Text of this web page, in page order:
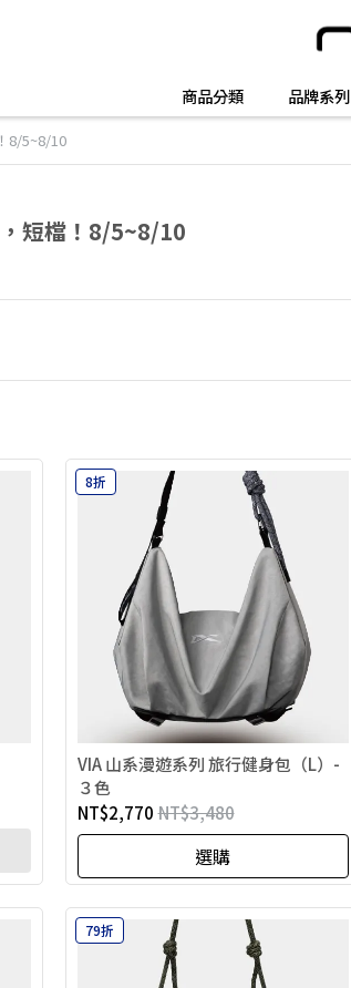
商品分類 品牌系列
8/5~8/10
短檔！8/5~8/10
8折
VIA 山系漫遊系列 旅行健身包（L）-
３色
NT$2,770 NT$3,480
選購
79折